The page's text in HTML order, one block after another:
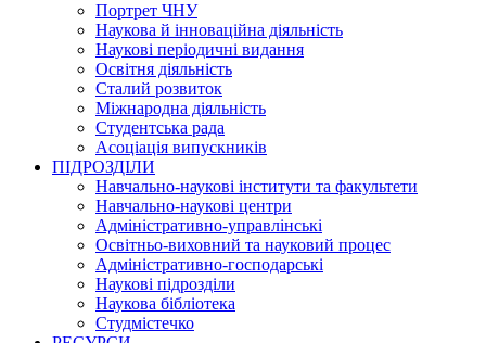
Портрет ЧНУ
Наукова й інноваційна діяльність
Наукові періодичні видання
Освітня діяльність
Сталий розвиток
Міжнародна діяльність
Студентська рада
Асоціація випускників
ПІДРОЗДІЛИ
Навчально-наукові інститути та факультети
Навчально-наукові центри
Адміністративно-управлінські
Освітньо-виховний та науковий процес
Адміністративно-господарські
Наукові підрозділи
Наукова бібліотека
Студмістечко